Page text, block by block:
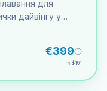
для
дайвінгу у
€399
≈ $461